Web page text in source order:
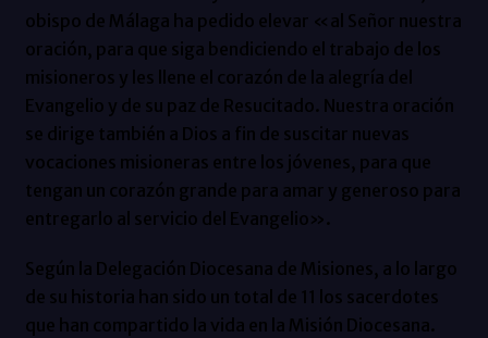
obispo de Málaga ha pedido elevar «al Señor nuestra
oración, para que siga bendiciendo el trabajo de los
misioneros y les llene el corazón de la alegría del
Evangelio y de su paz de Resucitado. Nuestra oración
se dirige también a Dios a fin de suscitar nuevas
vocaciones misioneras entre los jóvenes, para que
tengan un corazón grande para amar y generoso para
entregarlo al servicio del Evangelio».
Según la Delegación Diocesana de Misiones, a lo largo
de su historia han sido un total de 11 los sacerdotes
que han compartido la vida en la Misión Diocesana.